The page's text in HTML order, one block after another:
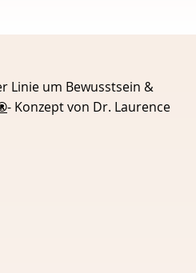
Linie um Bewusstsein &
- Konzept von Dr. Laurence